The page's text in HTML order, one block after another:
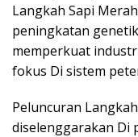
Langkah Sapi
peningkatan
memperkuat
fokus Di sistem
Peluncuran
diselenggarakan Di